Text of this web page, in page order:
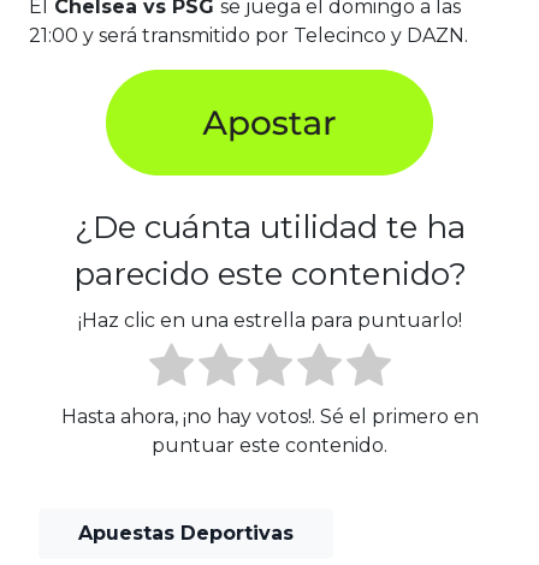
El Chelsea vs PSG se juega el domingo a las
21:00 y será transmitido por Telecinco y DAZN.
¿De cuánta utilidad te ha
parecido este contenido?
¡Haz clic en una estrella para puntuarlo!
Hasta ahora, ¡no hay votos!. Sé el primero en
puntuar este contenido.
Apuestas Deportivas